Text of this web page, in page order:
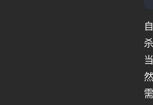
自
杀
当
然
需